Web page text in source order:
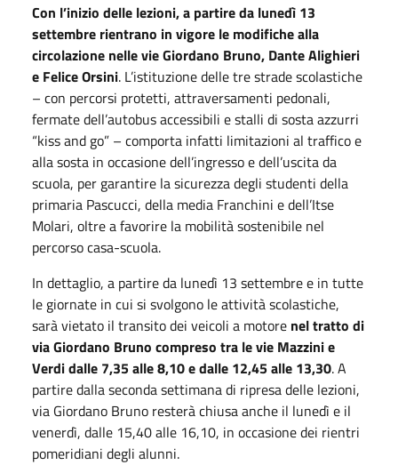
Con l’inizio delle lezioni, a partire da lunedì 13
settembre rientrano in vigore le modifiche alla
circolazione nelle vie Giordano Bruno, Dante Alighieri
e Felice Orsini. L’istituzione delle tre strade scolastiche
– con percorsi protetti, attraversamenti pedonali,
fermate dell’autobus accessibili e stalli di sosta azzurri
“kiss and go” – comporta infatti limitazioni al traffico e
alla sosta in occasione dell’ingresso e dell’uscita da
scuola, per garantire la sicurezza degli studenti della
primaria Pascucci, della media Franchini e dell’Itse
Molari, oltre a favorire la mobilità sostenibile nel
percorso casa-scuola.
In dettaglio, a partire da lunedì 13 settembre e in tutte
le giornate in cui si svolgono le attività scolastiche,
sarà vietato il transito dei veicoli a motore nel tratto di
via Giordano Bruno compreso tra le vie Mazzini e
Verdi dalle 7,35 alle 8,10 e dalle 12,45 alle 13,30. A
partire dalla seconda settimana di ripresa delle lezioni,
via Giordano Bruno resterà chiusa anche il lunedì e il
venerdì, dalle 15,40 alle 16,10, in occasione dei rientri
pomeridiani degli alunni.